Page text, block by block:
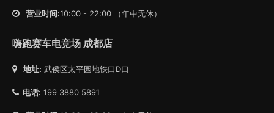
营业时间:10:00 - 22:00 （年中无休）
嗨跑赛车电竞场 成都店
地址: 武侯区太平园地铁口D口
电话: 199 3880 5891